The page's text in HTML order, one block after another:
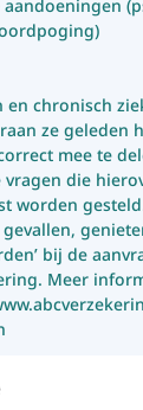
en chronisch
ze geleden
mee te
die
worden
bij de
Meer